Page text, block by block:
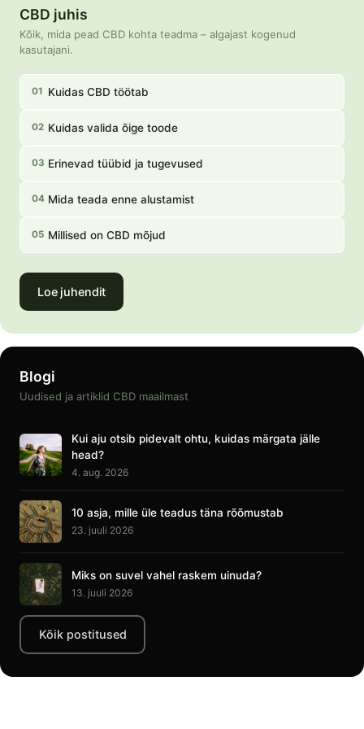
CBD juhis
Kõik, mida pead CBD kohta teadma – algajast kogenud
kasutajani.
01 Kuidas CBD töötab
02 Kuidas valida õige toode
03 Erinevad tüübid ja tugevused
04 Mida teada enne alustamist
05 Millised on CBD mõjud
Loe juhendit
Blogi
Uudised ja artiklid CBD maailmast
Kui aju otsib pidevalt ohtu, kuidas märgata jälle
head?
4. aug. 2026
10 asja, mille üle teadus täna rõõmustab
23. juuli 2026
Miks on suvel vahel raskem uinuda?
13. juuli 2026
Kõik postitused